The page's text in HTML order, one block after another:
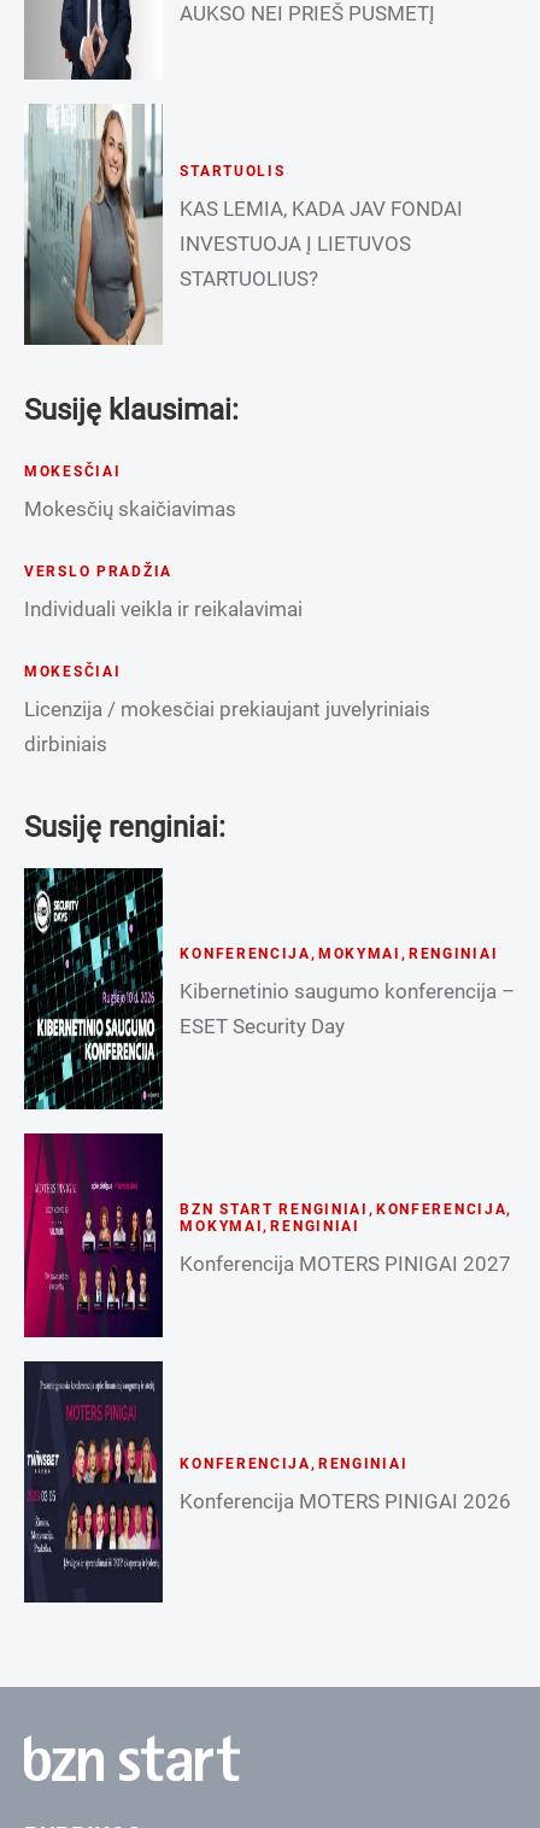
AUKSO NEI PRIEŠ PUSMETĮ
STARTUOLIS
KAS LEMIA, KADA JAV FONDAI
INVESTUOJA Į LIETUVOS
STARTUOLIUS?
Susiję klausimai:
MOKESČIAI
Mokesčių skaičiavimas
VERSLO PRADŽIA
Individuali veikla ir reikalavimai
MOKESČIAI
Licenzija / mokesčiai prekiaujant juvelyriniais
dirbiniais
Susiję renginiai:
KONFERENCIJA , MOKYMAI , RENGINIAI
Kibernetinio saugumo konferencija –
ESET Security Day
BZN START RENGINIAI , KONFERENCIJA,
MOKYMAI ,RENGINIAI
Konferencija MOTERS PINIGAI 2027
KONFERENCIJA, RENGINIAI
Konferencija MOTERS PINIGAI 2026